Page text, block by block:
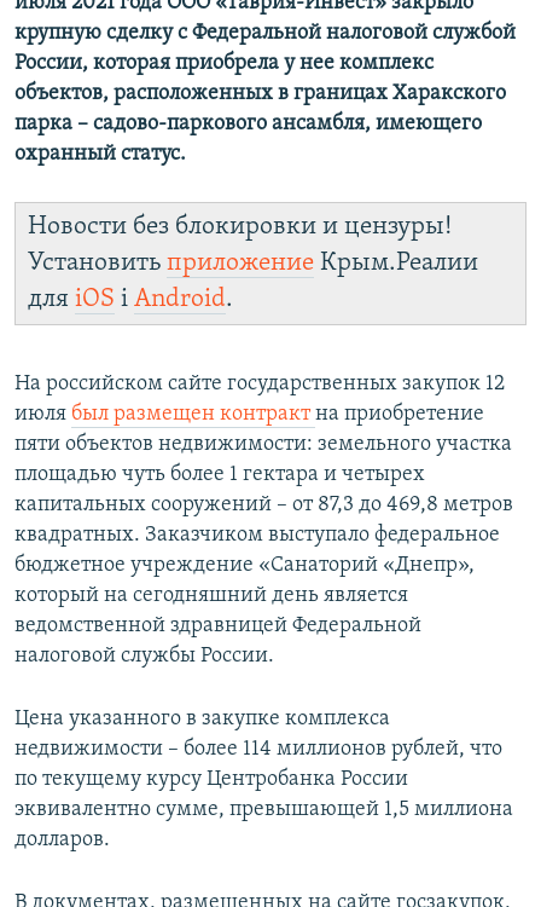
крупную сделку с Федеральной налоговой службой
России, которая приобрела у нее комплекс
объектов, расположенных в границах Харакского
парка – садово-паркового ансамбля, имеющего
охранный статус.
Новости без блокировки и цензуры!
Установить приложение Крым.Реалии
для iOS і Android.
На российском сайте государственных закупок 12
июля был размещен контрактна приобретение
пяти объектов недвижимости: земельного участка
площадью чуть более 1 гектара и четырех
капитальных сооружений – от 87,3 до 469,8 метров
квадратных. Заказчиком выступало федеральное
бюджетное учреждение «Санаторий «Днепр»,
который на сегодняшний день является
ведомственной здравницей Федеральной
налоговой службы России.
Цена указанного в закупке комплекса
недвижимости – более 114 миллионов рублей, что
по текущему курсу Центробанка России
эквивалентно сумме, превышающей 1,5 миллиона
долларов.